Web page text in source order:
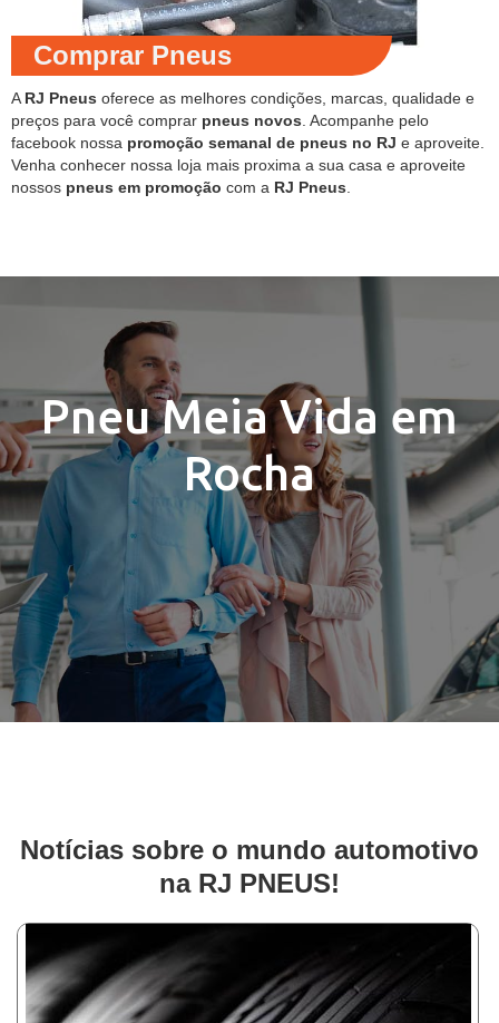
Comprar Pneus
A RJ Pneus oferece as melhores condições, marcas, qualidade e
preços para você comprar pneus novos . Acompanhe pelo
facebook nossa promoção semanal de pneus no RJ e aproveite.
Venha conhecer nossa loja mais proxima a sua casa e aproveite
nossos pneus em promoção com a RJ Pneus
Pneu Meia Vida em
Rocha
Notícias sobre o mundo automotivo
na RJ PNEUS!